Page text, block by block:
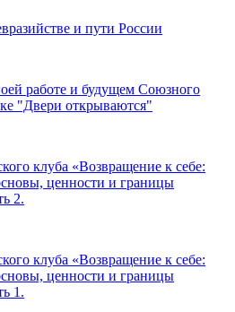
и пути России
работе и будущем Союзного
"Двери открываются"
клуба «Возвращение к себе:
ценности и границы
2.
клуба «Возвращение к себе:
ценности и границы
1.